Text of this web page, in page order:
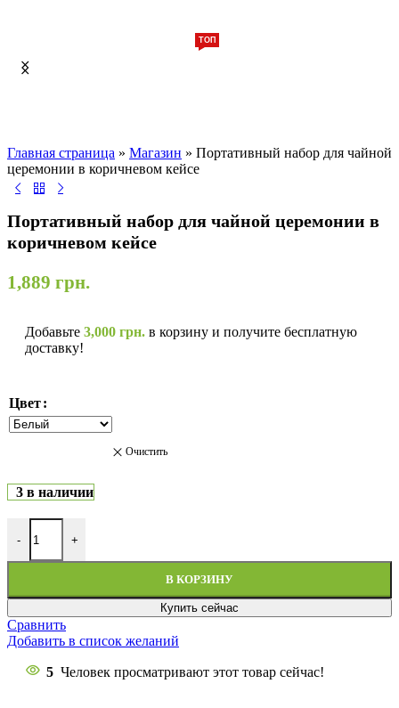
Главная страница » Магазин » Портативный набор для чайной
церемонии в коричневом кейсе
Портативный набор для чайной церемонии в
коричневом кейсе
1,889 грн.
Добавьте 3,000 грн. в корзину и получите бесплатную
доставку!
Цвет
Очистить
3 в наличии
- +
В КОРЗИНУ
Купить сейчас
Сравнить
Добавить в список желаний
5 Человек просматривают этот товар сейчас!
ТОП